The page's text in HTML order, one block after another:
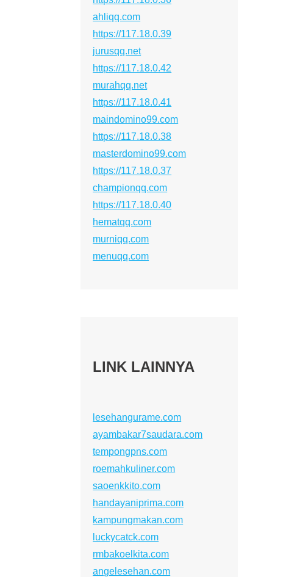
ahliqq.com
https://117.18.0.39
jurusqq.net
https://117.18.0.42
murahqq.net
https://117.18.0.41
maindomino99.com
https://117.18.0.38
masterdomino99.com
https://117.18.0.37
championqq.com
https://117.18.0.40
hematqq.com
murniqq.com
menuqq.com
LINK LAINNYA
lesehangurame.com
ayambakar7saudara.com
tempongpns.com
roemahkuliner.com
saoenkkito.com
handayaniprima.com
kampungmakan.com
luckycatck.com
rmbakoelkita.com
angelesehan.com